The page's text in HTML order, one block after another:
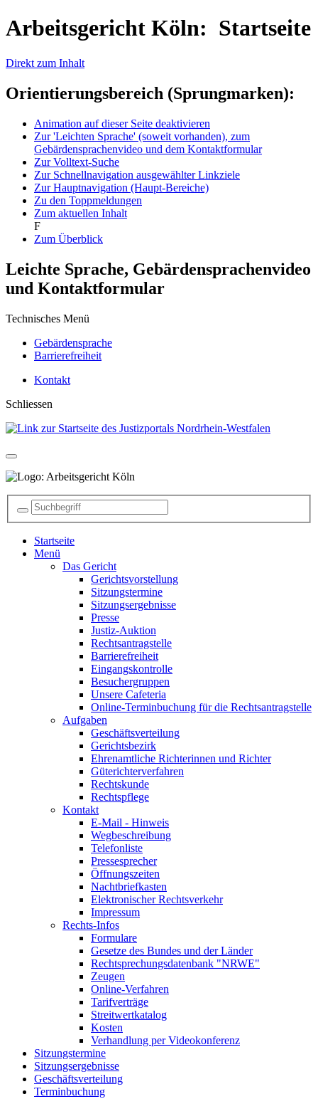
Arbeitsgericht Köln: Startseite
Direkt zum Inhalt
Orientierungsbereich (Sprungmarken):
Animation auf dieser Seite deaktivieren
Zur 'Leichten Sprache' (soweit vorhanden), zum
Gebärdensprachenvideo und dem Kontaktformular
Zur Volltext-Suche
Zur Schnellnavigation ausgewählter Linkziele
Zur Hauptnavigation (Haupt-Bereiche)
Zu den Toppmeldungen
Zum aktuellen Inhalt
F
Zum Überblick
Leichte Sprache, Gebärdensprachenvideo
und Kontaktformular
Technisches Menü
Gebärdensprache
Barrierefreiheit
Kontakt
Schliessen
Startseite
Menü
Das Gericht
Gerichtsvorstellung
Sitzungstermine
Sitzungsergebnisse
Presse
Justiz-Auktion
Rechtsantragstelle
Barrierefreiheit
Eingangskontrolle
Besuchergruppen
Unsere Cafeteria
Online-Terminbuchung für die Rechtsantragstelle
Aufgaben
Geschäftsverteilung
Gerichtsbezirk
Ehrenamtliche Richterinnen und Richter
Güterichterverfahren
Rechtskunde
Rechtspflege
Kontakt
E-Mail - Hinweis
Wegbeschreibung
Telefonliste
Pressesprecher
Öffnungszeiten
Nachtbriefkasten
Elektronischer Rechtsverkehr
Impressum
Rechts-Infos
Formulare
Gesetze des Bundes und der Länder
Rechtsprechungsdatenbank "NRWE"
Zeugen
Online-Verfahren
Tarifverträge
Streitwertkatalog
Kosten
Verhandlung per Videokonferenz
Sitzungstermine
Sitzungsergebnisse
Geschäftsverteilung
Terminbuchung